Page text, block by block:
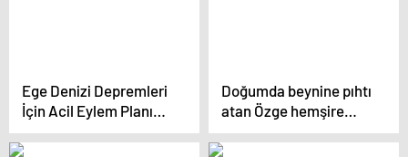
Ege Denizi Depremleri
İçin Acil Eylem Planı
Toplantısı Düzenlendi
Doğumda beynine pıhtı
atan Özge hemşire
hayatını kaybetti